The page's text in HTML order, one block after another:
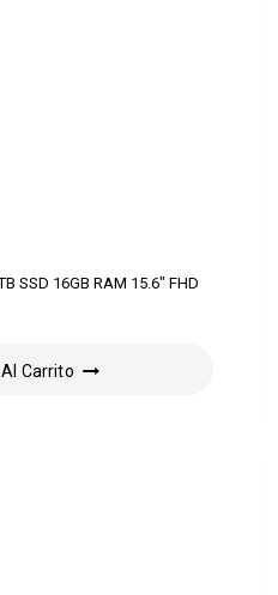
SSD 16GB RAM 15.6″ FHD
Carrito